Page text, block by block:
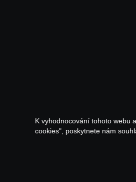
K vyhodnocování tohoto webu
cookies", poskytnete nám